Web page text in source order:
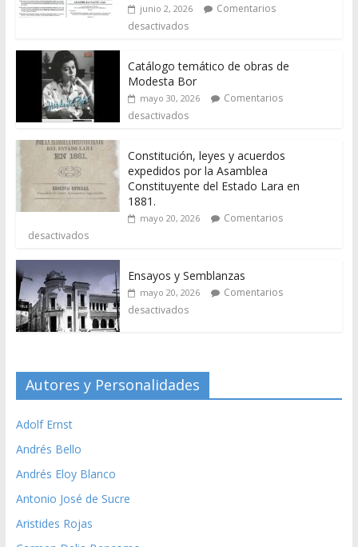
junio 2, 2026
Comentarios
desactivados
Catálogo temático de obras de
Modesta Bor
mayo 30, 2026
Comentarios
desactivados
Constitución, leyes y acuerdos
expedidos por la Asamblea
Constituyente del Estado Lara en
1881.
mayo 20, 2026
Comentarios
desactivados
Ensayos y Semblanzas
mayo 20, 2026
Comentarios
desactivados
Autores y Personalidades
Adolf Ernst
Andrés Bello
Andrés Eloy Blanco
Antonio José de Sucre
Aristides Rojas